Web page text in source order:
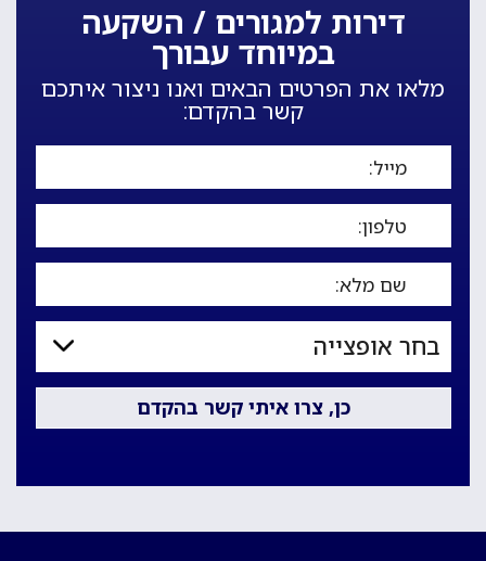
דירות למגורים / השקעה
במיוחד עבורך
מלאו את הפרטים הבאים ואנו ניצור איתכם
קשר בהקדם: